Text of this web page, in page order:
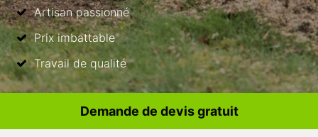
Artisan passionné
Prix imbattable
Travail de qualité
Demande de devis gratuit